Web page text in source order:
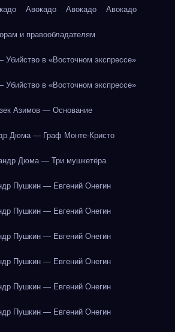
Авокадо Авокадо Авокадо
и правообладателям
Убийство в «Восточном экспрессе»
Убийство в «Восточном экспрессе»
Азимов — Основание
Дюма — Граф Монте-Кристо
Дюма — Три мушкетёра
Пушкин — Евгений Онегин
Пушкин — Евгений Онегин
Пушкин — Евгений Онегин
Пушкин — Евгений Онегин
Пушкин — Евгений Онегин
Пушкин — Евгений Онегин